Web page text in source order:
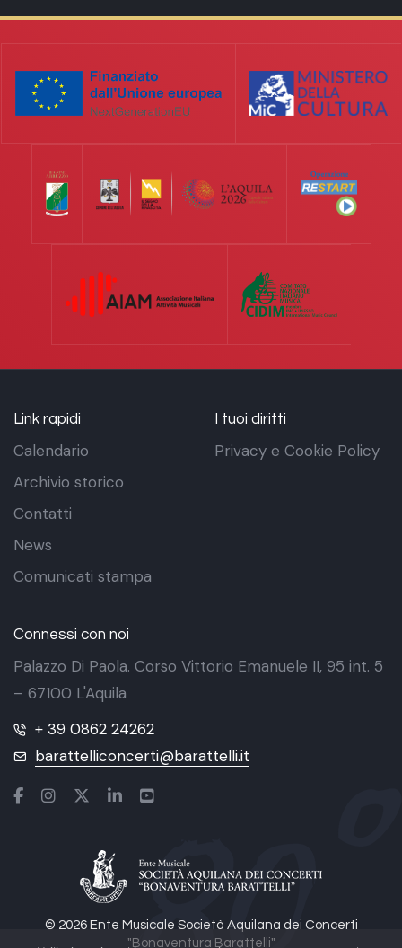
© 2026 Ente Musicale Società Aquilana dei Concerti
"Bonaventura Barattelli"
Link rapidi
Calendario
Archivio storico
Contatti
News
Comunicati stampa
I tuoi diritti
Privacy e Cookie Policy
Connessi con noi
Palazzo Di Paola. Corso Vittorio Emanuele II, 95 int. 5
– 67100 L'Aquila
+ 39 0862 24262
barattelliconcerti@barattelli.it